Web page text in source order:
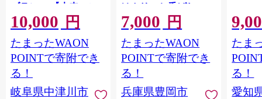
ブラン」 【未来のご
褒美】スイーツ 栗 モ
ンブラン くりきんと
ん デザート ご褒美 お
取り寄せ くり お菓子
10,000 円
たまったWAON
POINTで寄附でき
る！
岐阜県中津川市
はカリッと香ばしい
中はもっちり ラム酒
バニラ お取り寄せ ス
イーツ 焼き菓子 詰め
合わせ ホワイトデー
お返し 冷凍 手作り 化
粧箱入り ギフト TAS
BAKE
7,000 円
たまったWAON
POINTで寄附でき
る！
兵庫県豊岡市
たま
る！
愛知